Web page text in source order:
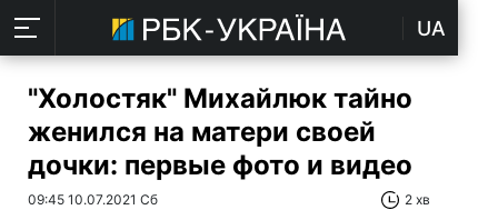
UA
"Холостяк" Михайлюк тайно
женился на матери своей
дочки: первые фото и видео
09:45 10.07.2021 Сб 2 хв